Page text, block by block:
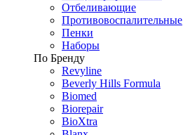
Отбеливающие
Противовоспалительные
Пенки
Наборы
По Бренду
Revyline
Beverly Hills Formula
Biomed
Biorepair
BioXtra